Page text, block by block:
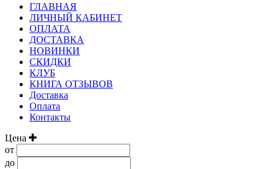
ГЛАВНАЯ
ЛИЧНЫЙ КАБИНЕТ
ОПЛАТА
ДОСТАВКА
НОВИНКИ
СКИДКИ
КЛУБ
КНИГА ОТЗЫВОВ
Доставка
Оплата
Контакты
Цена
от
до